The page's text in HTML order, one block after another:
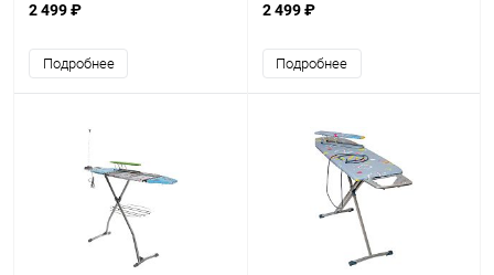
2 499 ₽
Подробнее
2 499 ₽
Подробнее